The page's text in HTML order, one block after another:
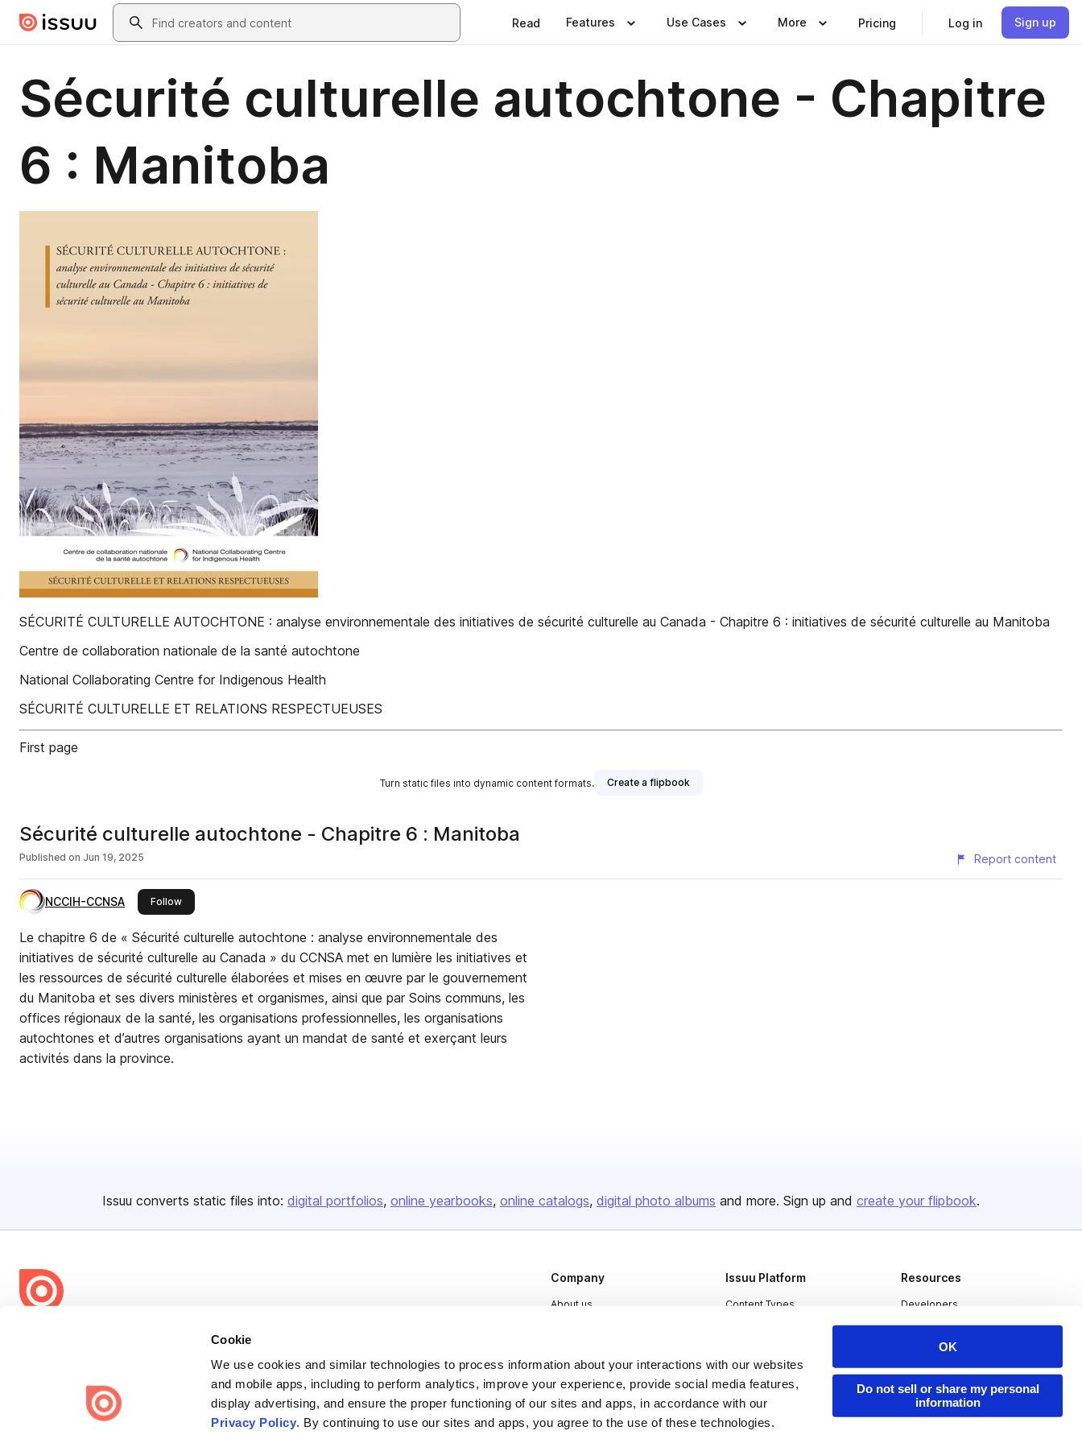
Cookie
We use cookies and similar technologies to process information about your interactions with our websites
and mobile apps, including to perform analytics, improve your experience, provide social media features,
display advertising, and ensure the proper functioning of our sites and apps, in accordance with our
Privacy Policy. By continuing to use our sites and apps, you agree to the use of these technologies.
OK
Do not sell or share my personal
information
Skip to main contentSearch
Read Features Use Cases More Pricing Log in Sign up
Sécurité culturelle autochtone - Chapitre
6 : Manitoba
SÉCURITÉ CULTURELLE AUTOCHTONE : analyse environnementale des initiatives de sécurité culturelle au Canada - Chapitre 6 : initiatives de sécurité culturelle au Manitoba
Centre de collaboration nationale de la santé autochtone
National Collaborating Centre for Indigenous Health
SÉCURITÉ CULTURELLE ET RELATIONS RESPECTUEUSES
First page
Turn static files into dynamic content formats. Create a flipbook
Sécurité culturelle autochtone - Chapitre 6 : Manitoba
Published on Jun 19, 2025 Report content
NCCIH-CCNSA Followthis publisher
Le chapitre 6 de « Sécurité culturelle autochtone : analyse environnementale des
initiatives de sécurité culturelle au Canada » du CCNSA met en lumière les initiatives et
les ressources de sécurité culturelle élaborées et mises en œuvre par le gouvernement
du Manitoba et ses divers ministères et organismes, ainsi que par Soins communs, les
offices régionaux de la santé, les organisations professionnelles, les organisations
autochtones et d’autres organisations ayant un mandat de santé et exerçant leurs
activités dans la province.
Issuu converts static files into: digital portfolios online yearbooks online catalogs digital photo albums and more. Sign up and create your flipbook.
share everywhere.
Issuu turns PDFs and other files into interactive flipbooks and
engaging content for every channel.
Company
About us
Plans & Pricing
Press
Contact
Issuu Platform
Content Types
Industries
Resources
Developers